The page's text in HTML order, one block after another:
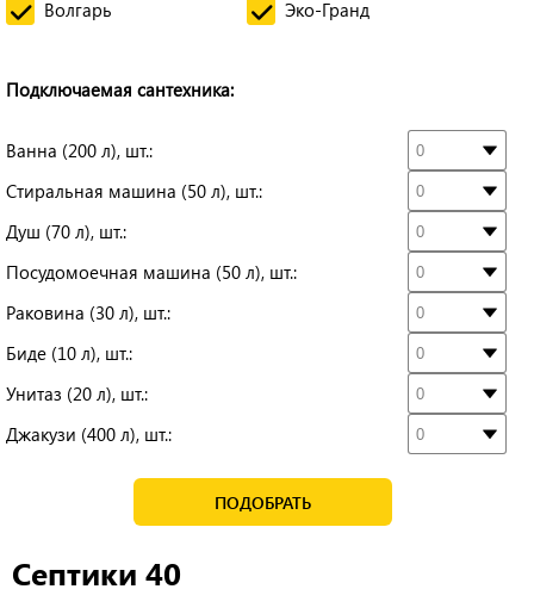
Волгарь
Эко-Гранд
Подключаемая сантехника:
Ванна (200 л), шт.:
Стиральная машина (50 л), шт.:
Душ (70 л), шт.:
Посудомоечная машина (50 л), шт.:
Раковина (30 л), шт.:
Биде (10 л), шт.:
Унитаз (20 л), шт.:
Джакузи (400 л), шт.:
ПОДОБРАТЬ
Септики 40